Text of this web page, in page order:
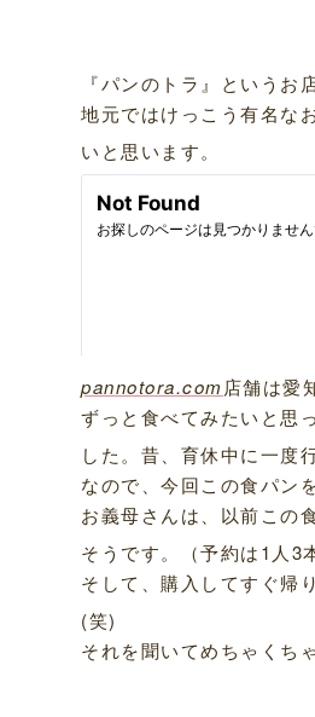
『パンのトラ』というお
地元ではけっこう有名な
いと思います。
pannotora.com 店舗は愛
ずっと食べてみたいと思
した。昔、育休中に一度
なので、今回この食パン
お義母さんは、以前この
そうです。（予約は1人3
そして、購入してすぐ帰
(笑)
それを聞いてめちゃくち